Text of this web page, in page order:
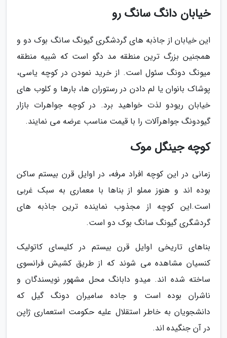
خیابان دانگ سانگ رو
این خیابان از جاذبه های گردشگری گیونگ سانگ بوک دو و
همجنین بزرگ ترین منطقه مد دگو است که شبیه منطقه
میونگ دونگ سئول است. از خرید نمودن در کوچه یاسی،
پوشاک بانوان یا لم دادن در رستوران ها، بارها و کلوب های
خیابان ریودو لذت خواهید برد. در کوچه جواهرات بازار
گیودونگ جواهرآلات را با قیمت مناسب عرضه می نمایند.
کوچه جینگل موک
زمانی در این کوچه افراد مرفه، در اوایل قرن بیستم ساکن
بوده اند و هنوز مملو از بناها با معماری به سبک غربی
است.این کوچه از مجذوب نماینده ترین جاذبه های
گردشگری گیونگ سانگ بوک دو است.
بناهای تاریخی اوایل قرن بیستم در کلیسای کاتولیک
کنسیان مشاهده می شوند که از طریق کشیش فرانسوی
ساخته شده اند. میدو دابانگ محل مشهور نویسندگان و
ناشران بوده است و جاده سامیران دونگ گیل که
دانشجویان به خاطر استقلال علیه حکومت استعماری ژاپن
در آن جنگیده اند.